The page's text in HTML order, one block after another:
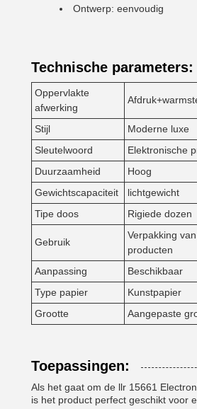
Ontwerp: eenvoudig
Technische parameters:
Oppervlakte
afwerking
Stijl
Moderne luxe
Sleutelwoord
Elektronische
Duurzaamheid
Hoog
Gewichtscapaciteit
lichtgewicht
Tipe doos
Rigiede dozen
Gebruik
Verpakking
producten
Aanpassing
Beschikbaar
Type papier
Kunstpapier
Grootte
Aangepaste
Toepassingen:
Als het gaat om de llr 15661
is het product perfect geschikt voor